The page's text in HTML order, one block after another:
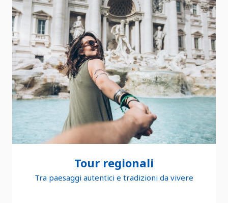
Tour regionali
Tra paesaggi autentici e tradizioni da vivere